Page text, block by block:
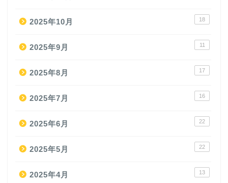
2025年10月 18
2025年9月 11
2025年8月 17
2025年7月 16
2025年6月 22
2025年5月 22
2025年4月 13